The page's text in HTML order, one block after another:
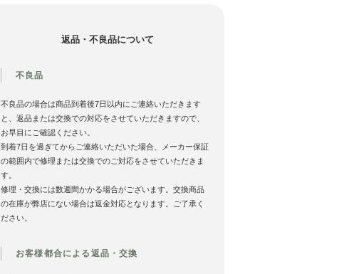
返品・不良品について
不良品
不良品の場合は商品到着後7日以内にご連絡いただきます
と、返品または交換での対応をさせていただきますので、
お早目にご確認ください。
到着7日を過ぎてからご連絡いただいた場合、メーカー保証
の範囲内で修理または交換でのご対応をさせていただきま
す。
修理・交換には数週間かかる場合がございます。交換商品
の在庫が弊店にない場合は返金対応となります。ご了承く
ださい。
お客様都合による返品・交換